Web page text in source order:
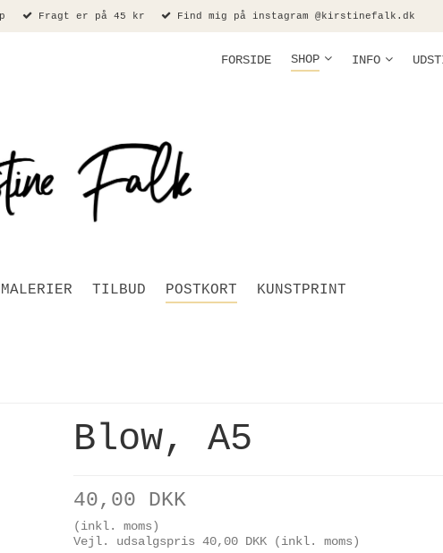
Fragt er på 45 kr Find mig på instagram @kirstinefalk.dk
FORSIDE SHOP INFO
MALERIER TILBUD POSTKORT KUNSTPRINT
Blow, A5
40,00 DKK
(inkl. moms)
Vejl. udsalgspris 40,00 DKK
(inkl. moms)